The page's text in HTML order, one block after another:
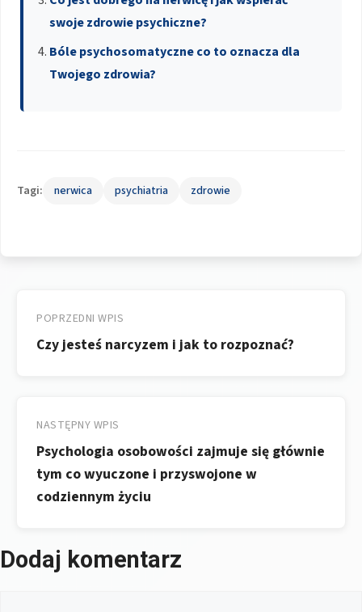
swoje zdrowie psychiczne?
Bóle psychosomatyczne co to oznacza dla
Twojego zdrowia?
Tagi: nerwica psychiatria zdrowie
wpisu
POPRZEDNI WPIS
Czy jesteś narcyzem i jak to rozpoznać?
NASTĘPNY WPIS
Psychologia osobowości zajmuje się głównie
tym co wyuczone i przyswojone w
codziennym życiu
Dodaj komentarz